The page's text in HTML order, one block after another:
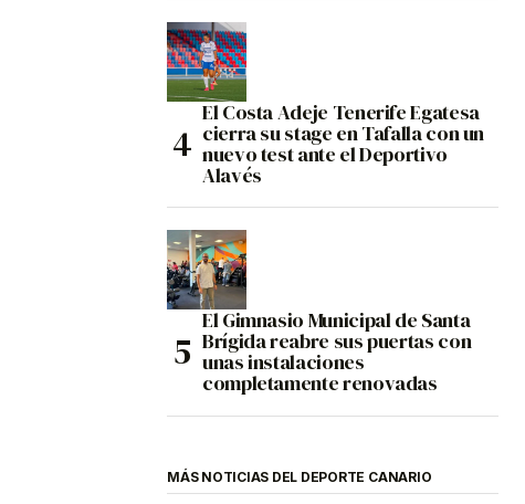
El Costa Adeje Tenerife Egatesa
cierra su stage en Tafalla con un
nuevo test ante el Deportivo
Alavés
El Gimnasio Municipal de Santa
Brígida reabre sus puertas con
unas instalaciones
completamente renovadas
MÁS NOTICIAS DEL DEPORTE CANARIO